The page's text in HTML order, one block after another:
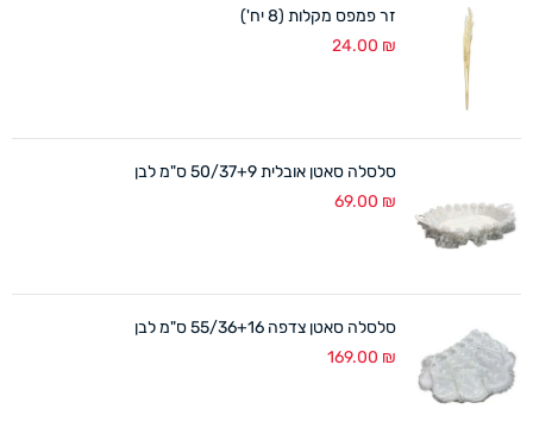
זר פמפס מקלות (8 יח')
24.00 ₪
סלסלה סאטן אובלית 50/37+9 ס"מ לבן
69.00 ₪
סלסלה סאטן צדפה 55/36+16 ס"מ לבן
169.00 ₪